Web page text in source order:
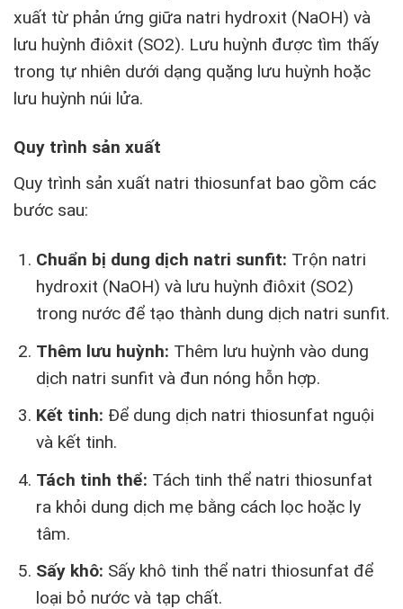
xuất từ phản ứng giữa natri hydroxit (NaOH) và
lưu huỳnh điôxit (SO2). Lưu huỳnh được tìm thấy
trong tự nhiên dưới dạng quặng lưu huỳnh hoặc
lưu huỳnh núi lửa.
Quy trình sản xuất
Quy trình sản xuất natri thiosunfat bao gồm các
bước sau:
Chuẩn bị dung dịch natri sunfit: Trộn natri
hydroxit (NaOH) và lưu huỳnh điôxit (SO2)
trong nước để tạo thành dung dịch natri sunfit.
Thêm lưu huỳnh: Thêm lưu huỳnh vào dung
dịch natri sunfit và đun nóng hỗn hợp.
Kết tinh: Để dung dịch natri thiosunfat nguội
và kết tinh.
Tách tinh thể: Tách tinh thể natri thiosunfat
ra khỏi dung dịch mẹ bằng cách lọc hoặc ly
tâm.
Sấy khô: Sấy khô tinh thể natri thiosunfat để
loại bỏ nước và tạp chất.